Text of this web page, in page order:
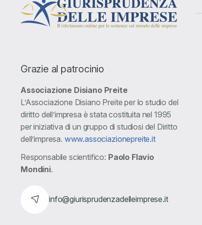
Grazie al patrocinio
Associazione Disiano Preite
L’Associazione Disiano Preite per lo studio del
diritto dell’impresa è stata costituita nel 1995
per iniziativa di un gruppo di studiosi del Diritto
dell’impresa. www.associazionepreite.it
Responsabile scientifico: Paolo Flavio
Mondini.
info@giurisprudenzadelleimprese.it